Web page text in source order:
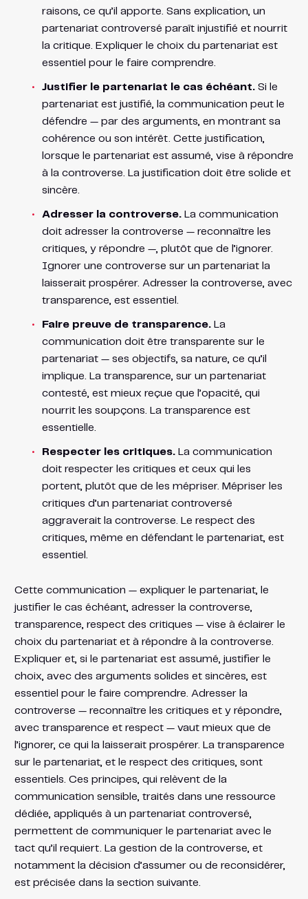
raisons, ce qu’il apporte. Sans explication, un
partenariat controversé paraît injustifié et nourrit
la critique. Expliquer le choix du partenariat est
essentiel pour le faire comprendre.
Justifier le partenariat le cas échéant.Si le
partenariat est justifié, la communication peut le
défendre — par des arguments, en montrant sa
cohérence ou son intérêt. Cette justification,
lorsque le partenariat est assumé, vise à répondre
à la controverse. La justification doit être solide et
sincère.
Adresser la controverse.La communication
doit adresser la controverse — reconnaître les
critiques, y répondre —, plutôt que de l’ignorer.
Ignorer une controverse sur un partenariat la
laisserait prospérer. Adresser la controverse, avec
transparence, est essentiel.
Faire preuve de transparence.La
communication doit être transparente sur le
partenariat — ses objectifs, sa nature, ce qu’il
implique. La transparence, sur un partenariat
contesté, est mieux reçue que l’opacité, qui
nourrit les soupçons. La transparence est
essentielle.
Respecter les critiques.La communication
doit respecter les critiques et ceux qui les
portent, plutôt que de les mépriser. Mépriser les
critiques d’un partenariat controversé
aggraverait la controverse. Le respect des
critiques, même en défendant le partenariat, est
essentiel.
Cette communication — expliquer le partenariat, le
justifier le cas échéant, adresser la controverse,
transparence, respect des critiques — vise à éclairer le
choix du partenariat et à répondre à la controverse.
Expliquer et, si le partenariat est assumé, justifier le
choix, avec des arguments solides et sincères, est
essentiel pour le faire comprendre. Adresser la
controverse — reconnaître les critiques et y répondre,
avec transparence et respect — vaut mieux que de
l’ignorer, ce qui la laisserait prospérer. La transparence
sur le partenariat, et le respect des critiques, sont
essentiels. Ces principes, qui relèvent de la
communication sensible, traités dans une ressource
dédiée, appliqués à un partenariat controversé,
permettent de communiquer le partenariat avec le
tact qu’il requiert. La gestion de la controverse, et
notamment la décision d’assumer ou de reconsidérer,
est précisée dans la section suivante.